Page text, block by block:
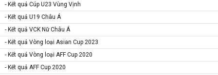
- Kết quả Cúp U23 Vùng Vịnh
- Kết quả U19 Châu Á
- Kết quả VCK Nữ Châu Á
- Kết quả Vòng loại Asian Cup 2023
- Kết quả Vòng loại AFF Cup 2020
- Kết quả AFF Cup 2020